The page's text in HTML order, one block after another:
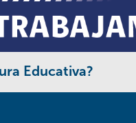
Educativa?